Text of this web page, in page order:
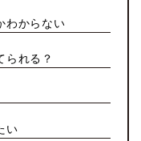
わからない
られる？
い